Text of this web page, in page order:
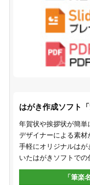
はがき作成ソフト「
年賀状や挨拶状が簡
デザイナーによる素材
手軽にオリジナルは
いたはがきソフトでの
「筆楽